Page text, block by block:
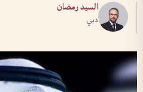
السيد رمضان
دبي